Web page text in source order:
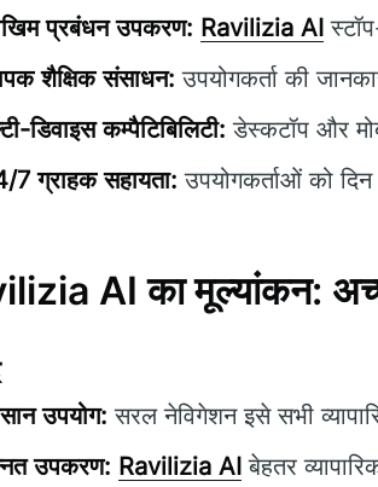
प्रबंधन उपकरण: Ravilizia AI
शैक्षिक संसाधन: उपयोगकर्ता की
डिवाइस कम्पैटिबिलिटी: डेस्कटॉप और
7 ग्राहक सहायता: उपयोगकर्ताओं को
AI का मूल्यांकन:
उपयोग: सरल नेविगेशन इसे सभी
उपकरण: Ravilizia AI बेहतर